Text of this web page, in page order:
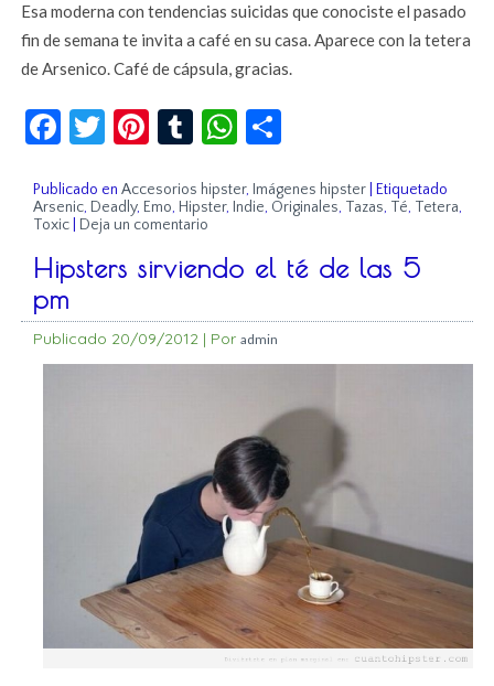
Esa moderna con tendencias suicidas que conociste el pasado
fin de semana te invita a café en su casa. Aparece con la tetera
de Arsenico. Café de cápsula, gracias.
Facebook
Twitter
Pinterest
TumblrWhatsApp
Publicado en Accesorios hipster, Imágenes hipster |Etiquetado
Arsenic, Deadly, Emo, Hipster, Indie, Originales, Tazas, Té, Tetera,
Toxic
Deja un comentario
Hipsters sirviendo el té de las 5
pm
Publicado 20/09/2012 | Por admin